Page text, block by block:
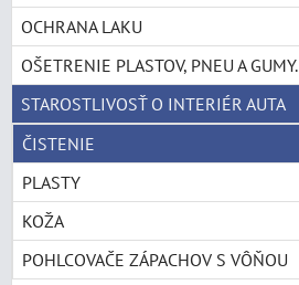
OCHRANA LAKU
OŠETRENIE PLASTOV, PNEU A GUMY.
STAROSTLIVOSŤ O INTERIÉR AUTA
ČISTENIE
PLASTY
KOŽA
POHLCOVAČE ZÁPACHOV S VÔŇOU